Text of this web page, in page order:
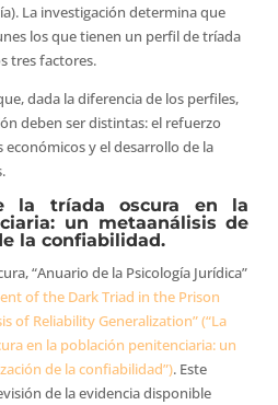
La investigación determina que
los que tienen un perfil de tríada
tres factores.
dada la diferencia de los perfiles,
deben ser distintas: el refuerzo
y el desarrollo de la
la tríada oscura en la
un metaanálisis de
la confiabilidad.
“Anuario de la Psicología Jurídica”
of the Dark Triad in the Prison
of Reliability Generalization” (“La
en la población penitenciaria: un
de la confiabilidad”). Este
de la evidencia disponible